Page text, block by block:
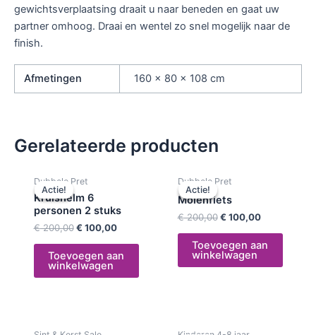
gewichtsverplaatsing draait u naar beneden en gaat uw
partner omhoog. Draai en wentel zo snel mogelijk naar de
finish.
Afmetingen 160 × 80 × 108 cm
Gerelateerde producten
Actie!
Actie!
Dubbele Pret
Kruishelm 6
personen 2 stuks
€200,00
prijs
was:
€ 200,00.
€ 100,00
€ 100,00.
Toevoegen aan
winkelwagen
Actie!
Actie!
Dubbele Pret
Molenfiets
€200,00
prijs
was:
€ 100,00
Toevoegen aan
winkelwagen